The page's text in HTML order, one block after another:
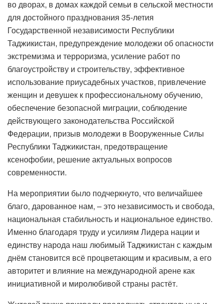
во дворах, в домах каждой семьи в сельской местности
для достойного празднования 35-летия
Государственной независимости Республики
Таджикистан, предупреждение молодежи об опасности
экстремизма и терроризма, усиление работ по
благоустройству и строительству, эффективное
использование приусадебных участков, привлечение
женщин и девушек к профессиональному обучению,
обеспечение безопасной миграции, соблюдение
действующего законодательства Российской
Федерации, призыв молодежи в Вооруженные Силы
Республики Таджикистан, предотвращение
ксенофобии, решение актуальных вопросов
современности.
На мероприятии было подчеркнуто, что величайшее
благо, дарованное нам, – это независимость и свобода,
национальная стабильность и национальное единство.
Именно благодаря труду и усилиям Лидера нации и
единству народа наш любимый Таджикистан с каждым
днём становится всё процветающим и красивым, а его
авторитет и влияние на международной арене как
инициативной и миролюбивой страны растёт.